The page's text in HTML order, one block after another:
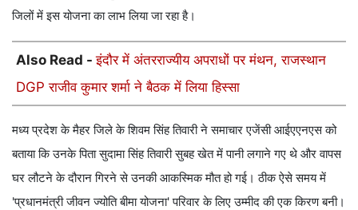
जिलों में इस योजना का लाभ लिया जा रहा है।
Also Read -इंदौर में अंतरराज्यीय अपराधों पर मंथन, राजस्थान
DGP राजीव कुमार शर्मा ने बैठक में लिया हिस्सा
मध्य प्रदेश के मैहर जिले के शिवम सिंह तिवारी ने समाचार एजेंसी आईएएनएस को
बताया कि उनके पिता सुदामा सिंह तिवारी सुबह खेत में पानी लगाने गए थे और वापस
घर लौटने के दौरान गिरने से उनकी आकस्मिक मौत हो गई। ठीक ऐसे समय में
'प्रधानमंत्री जीवन ज्योति बीमा योजना' परिवार के लिए उम्मीद की एक किरण बनी।